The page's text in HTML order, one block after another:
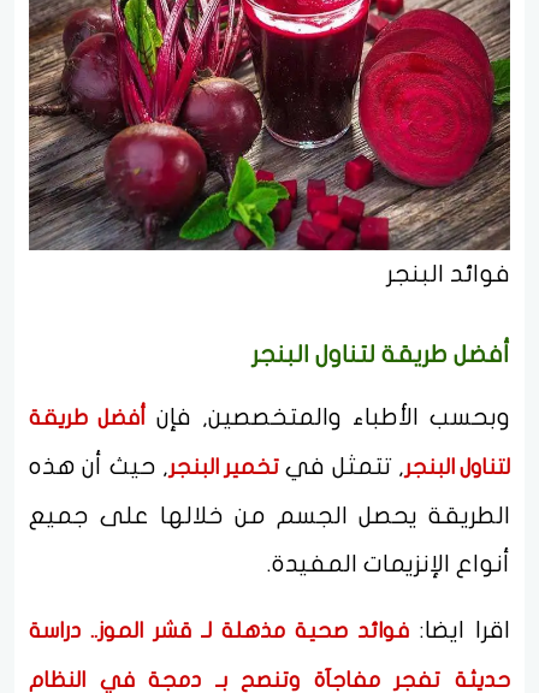
فوائد البنجر
أفضل طريقة لتناول البنجر
وبحسب الأطباء والمتخصصين, فإن أفضل طريقة
لتناول البنجر, تتمثل في تخمير البنجر, حيث أن هذه
الطريقة يحصل الجسم من خلالها على جميع
أنواع الإنزيمات المفيدة.
اقرا ايضا: فوائد صحية مذهلة لـ قشر الموز.. دراسة
حديثة تفجر مفاجآة وتنصح بـ دمجة في النظام